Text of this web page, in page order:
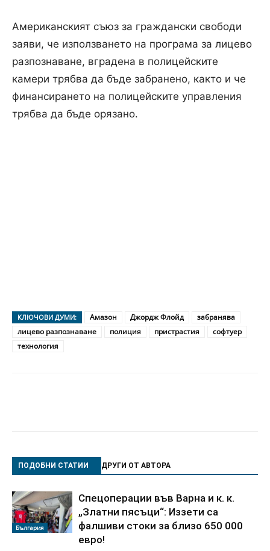
Американският съюз за граждански свободи
заяви, че използването на програма за лицево
разпознаване, вградена в полицейските
камери трябва да бъде забранено, както и че
финансирането на полицейските управления
трябва да бъде орязано.
КЛЮЧОВИ ДУМИ: Амазон Джордж Флойд
забранява
лицево разпознаване
полиция пристрастия
софтуер
технология
ПОДОБНИ СТАТИИ ДРУГИ ОТ АВТОРА
България
Спецоперации във Варна и к. к.
„Златни пясъци“: Иззети са
фалшиви стоки за близо 650 000
евро!